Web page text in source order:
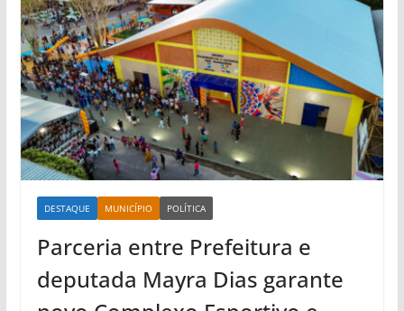
DESTAQUE MUNICÍPIO POLÍTICA
Parceria entre Prefeitura e
deputada Mayra Dias garante